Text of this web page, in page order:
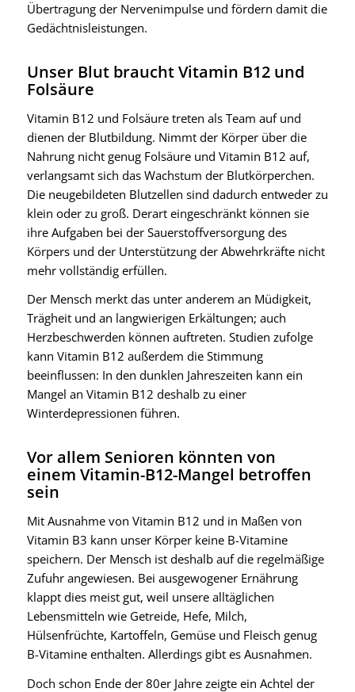
Übertragung der Nervenimpulse und fördern damit die
Gedächtnisleistungen.
Unser Blut braucht Vitamin B12 und
Folsäure
Vitamin B12 und Folsäure treten als Team auf und
dienen der Blutbildung. Nimmt der Körper über die
Nahrung nicht genug Folsäure und Vitamin B12 auf,
verlangsamt sich das Wachstum der Blutkörperchen.
Die neugebildeten Blutzellen sind dadurch entweder zu
klein oder zu groß. Derart eingeschränkt können sie
ihre Aufgaben bei der Sauerstoffversorgung des
Körpers und der Unterstützung der Abwehrkräfte nicht
mehr vollständig erfüllen.
Der Mensch merkt das unter anderem an Müdigkeit,
Trägheit und an langwierigen Erkältungen; auch
Herzbeschwerden können auftreten. Studien zufolge
kann Vitamin B12 außerdem die Stimmung
beeinflussen: In den dunklen Jahreszeiten kann ein
Mangel an Vitamin B12 deshalb zu einer
Winterdepressionen führen.
Vor allem Senioren könnten von
einem Vitamin-B12-Mangel betroffen
sein
Mit Ausnahme von Vitamin B12 und in Maßen von
Vitamin B3 kann unser Körper keine B-Vitamine
speichern. Der Mensch ist deshalb auf die regelmäßige
Zufuhr angewiesen. Bei ausgewogener Ernährung
klappt dies meist gut, weil unsere alltäglichen
Lebensmitteln wie Getreide, Hefe, Milch,
Hülsenfrüchte, Kartoffeln, Gemüse und Fleisch genug
B-Vitamine enthalten. Allerdings gibt es Ausnahmen.
Doch schon Ende der 80er Jahre zeigte ein Achtel der